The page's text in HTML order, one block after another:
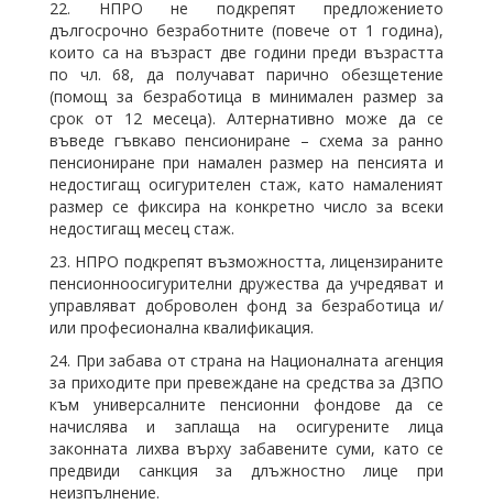
22. НПРО не подкрепят предложението
дългосрочно безработните (повече от 1 година),
които са на възраст две години преди възрастта
по чл. 68, да получават парично обезщетение
(помощ за безработица в минимален размер за
срок от 12 месеца). Алтернативно може да се
въведе гъвкаво пенсиониране – схема за ранно
пенсиониране при намален размер на пенсията и
недостигащ осигурителен стаж, като намаленият
размер се фиксира на конкретно число за всеки
недостигащ месец стаж.
23. НПРО подкрепят възможността, лицензираните
пенсионноосигурителни дружества да учредяват и
управляват доброволен фонд за безработица и/
или професионална квалификация.
24. При забава от страна на Националната агенция
за приходите при превеждане на средства за ДЗПО
към универсалните пенсионни фондове да се
начислява и заплаща на осигурените лица
законната лихва върху забавените суми, като се
предвиди санкция за длъжностно лице при
неизпълнение.